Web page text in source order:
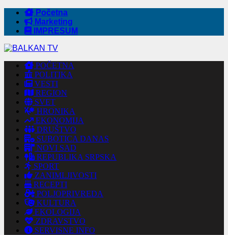
Početna
Marketing
IMPRESUM
POČETNA
POLITIKA
VESTI
REGION
SVET
HRONIKA
EKONOMIJA
DRUŠTVO
SUBOTICA DANAS
NOVI SAD
REPUBLIKA SRPSKA
SPORT
ZANIMLJIVOSTI
RECEPTI
POLJOPRIVREDA
KULTURA
EKOLOGIJA
ZDRAVSTVO
SERVISNE INFO